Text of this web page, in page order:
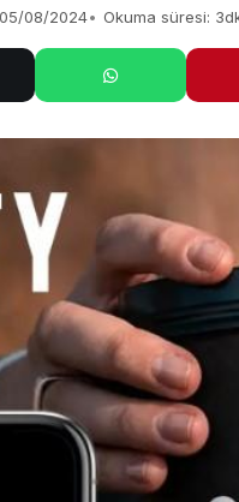
Kahvaltı Fiyat Listesi
05/08/2024 Okuma süresi: